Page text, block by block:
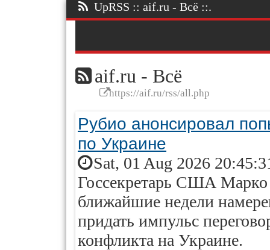
UpRSS :: aif.ru - Всё ::.
aif.ru - Всё
https://aif.ru/rss/all.php
Рубио анонсировал
по Украине
Sat, 01 Aug 2026
Госсекретарь США Марко
ближайшие недели
придать импульс
конфликта на Украине.